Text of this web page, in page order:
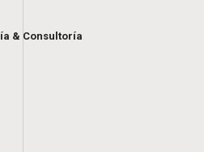
& Consultoría